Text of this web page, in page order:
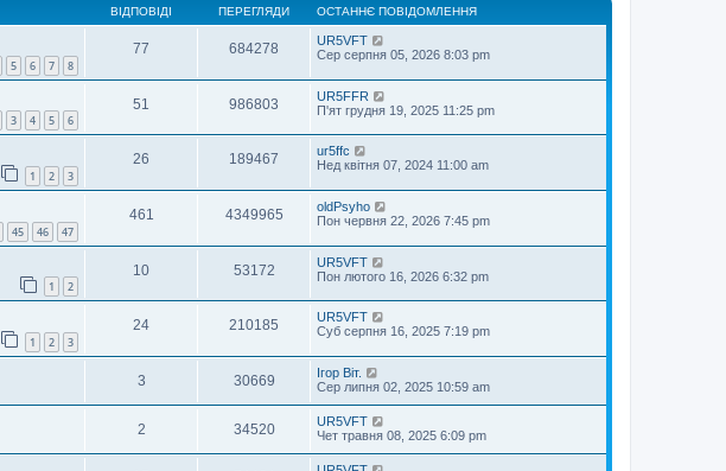
ВІДПОВІДІ ПЕРЕГЛЯДИ ОСТАННЄ ПОВІДОМЛЕННЯ
5 6 7 8
77 684278
UR5VFT
Сер серпня 05, 2026 8:03 pm
3 4 5 6
51 986803
UR5FFR
П'ят грудня 19, 2025 11:25 pm
1 2 3
26 189467
ur5ffc
Нед квітня 07, 2024 11:00 am
45 46 47
461 4349965
oldPsyho
Пон червня 22, 2026 7:45 pm
1 2
10 53172
UR5VFT
Пон лютого 16, 2026 6:32 pm
1 2 3
24 210185
UR5VFT
Суб серпня 16, 2025 7:19 pm
3 30669
Ігор Віт.
Сер липня 02, 2025 10:59 am
2 34520
UR5VFT
Чет травня 08, 2025 6:09 pm